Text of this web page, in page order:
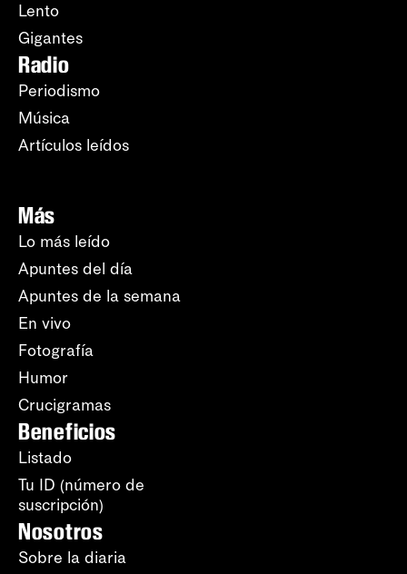
Lento
Gigantes
Radio
Periodismo
Música
Artículos leídos
Más
Lo más leído
Apuntes del día
Apuntes de la semana
En vivo
Fotografía
Humor
Crucigramas
Beneficios
Listado
Tu ID (número de
suscripción)
Nosotros
Sobre la diaria